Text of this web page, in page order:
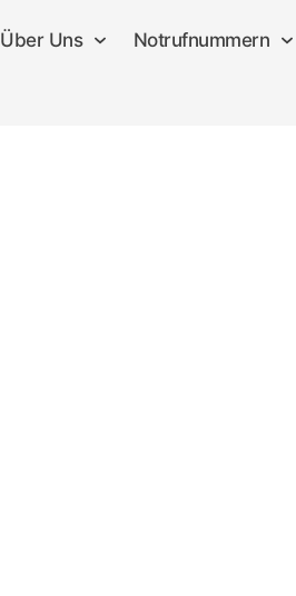
Über Uns Notrufnummern